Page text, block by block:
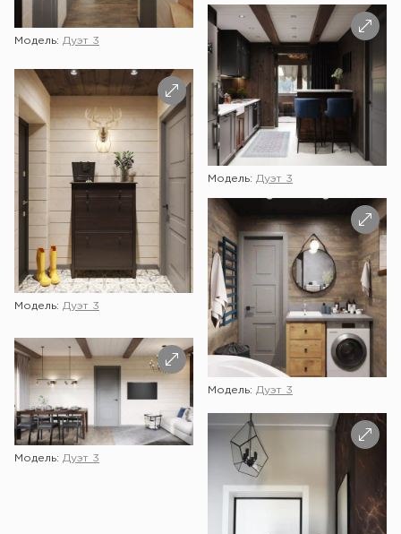
Модель: Дуэт 3
Модель: Дуэт 3
Модель: Дуэт 3
Модель: Дуэт 3
Модель: Дуэт 3